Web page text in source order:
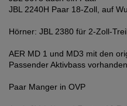
JBL 2240H Paar 18-Zoll, auf
Hörner: JBL 2380 für 2-Zoll-
AER MD 1 und MD3 mit den
Passender Aktivbass vorhanden.
Paar Manger in OVP